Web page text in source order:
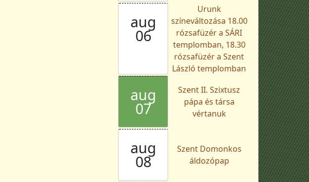
aug
06
Urunk
színeváltozása 18.00
rózsafüzér a SÁRI
templomban, 18.30
rózsafüzér a Szent
László templomban
aug
07
Szent II. Szixtusz
pápa és társa
vértanuk
aug
08
Szent Domonkos
áldozópap